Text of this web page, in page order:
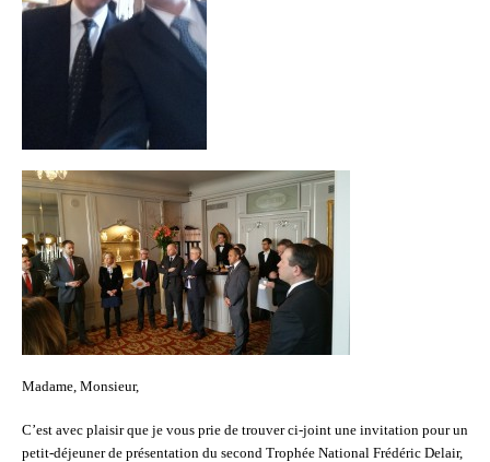
Madame, Monsieur,
C’est avec plaisir que je vous prie de trouver ci-joint une invitation pour un
petit-déjeuner de présentation du second Trophée National Frédéric Delair,